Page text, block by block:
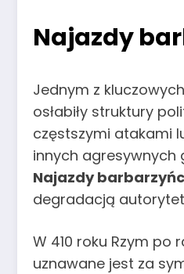
Najazdy
Jednym z
osłabiły struktury
częstszymi atakami
innych agresywnych
Najazdy
degradacją
W 410 roku Rzym
uznawane jest za